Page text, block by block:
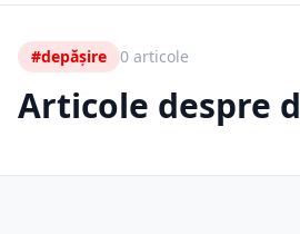
#depășire 0 articole
Articole despre